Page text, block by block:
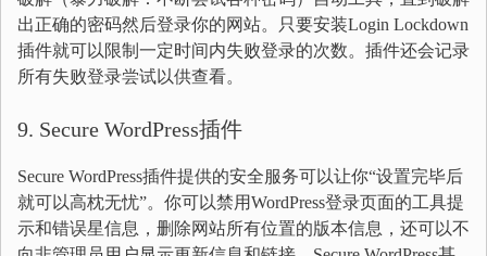
出正确的密码然后登录你的网站。只要安装Login Lockdown
插件就可以限制一定时间内失败登录的次数。插件还会记录
所有失败登录尝试以供查看。
9. Secure WordPress插件
Secure WordPress插件提供的安全服务可以让你“设置完毕后
就可以高枕无忧”。你可以禁用WordPress登录页面的工具提
示和错误星信息，删除网站所有位置的版本信息，还可以不